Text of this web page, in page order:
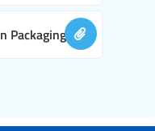
Packaging